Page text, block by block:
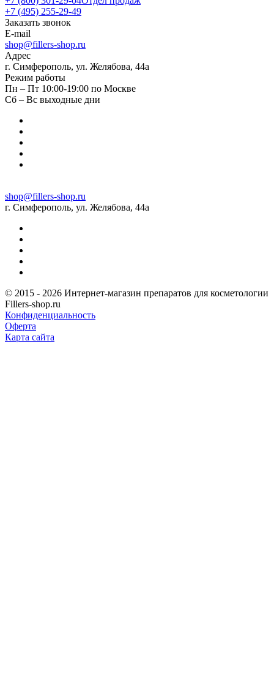
+7 (495) 255-29-49
Заказать звонок
E-mail
shop@fillers-shop.ru
Адрес
г. Симферополь, ул. Желябова, 44а
Режим работы
Пн – Пт 10:00-19:00 по Москве
Сб – Вс выходные дни
shop@fillers-shop.ru
г. Симферополь, ул. Желябова, 44а
© 2015 - 2026 Интернет-магазин препаратов для косметологии
Fillers-shop.ru
Конфиденциальность
Оферта
Карта сайта